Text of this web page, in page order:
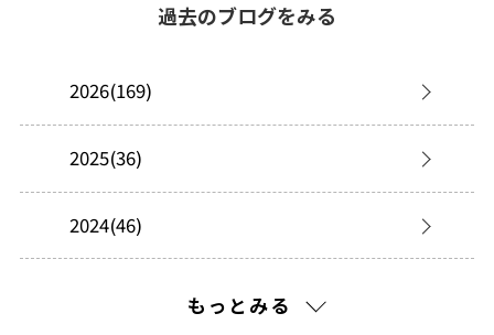
過去のブログをみる
2026(169)
2025(36)
2024(46)
もっとみる